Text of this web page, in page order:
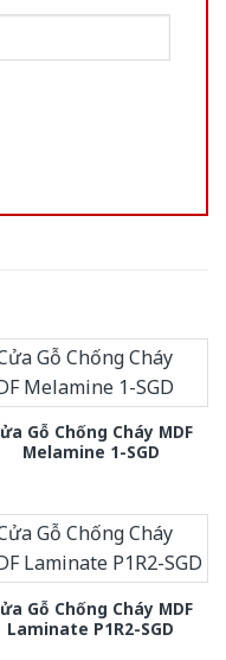
Gỗ Chống Cháy MDF
Melamine 1-SGD
Gỗ Chống Cháy MDF
Laminate P1R2-SGD